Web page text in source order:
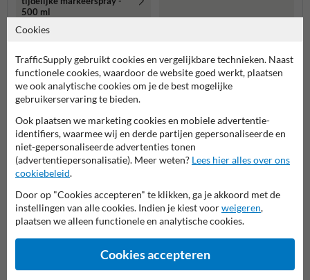
500 ml
Productcategorieën in deze groep
Wegenverf
Cookies
TrafficSupply gebruikt cookies en vergelijkbare technieken. Naast
functionele cookies, waardoor de website goed werkt, plaatsen
we ook analytische cookies om je de best mogelijke
gebruikerservaring te bieden.
Ook plaatsen we marketing cookies en mobiele advertentie-
identifiers, waarmee wij en derde partijen gepersonaliseerde en
niet-gepersonaliseerde advertenties tonen
(advertentiepersonalisatie). Meer weten? Lees hier alles over ons
cookiebeleid.
Door op "Cookies accepteren" te klikken, ga je akkoord met de
instellingen van alle cookies. Indien je kiest voorweigeren,
plaatsen we alleen functionele en analytische cookies.
Cookies accepteren